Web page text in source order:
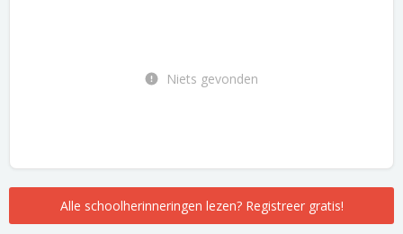
Niets gevonden
Alle schoolherinneringen lezen? Registreer gratis!